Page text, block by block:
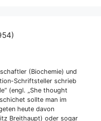
(Biochemie) und
Schriftsteller schrieb
(engl. „She thought
sollte man im
heute davon
Breithaupt) oder sogar